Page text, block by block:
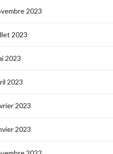
2023
2023
2023
2023
2023
2023